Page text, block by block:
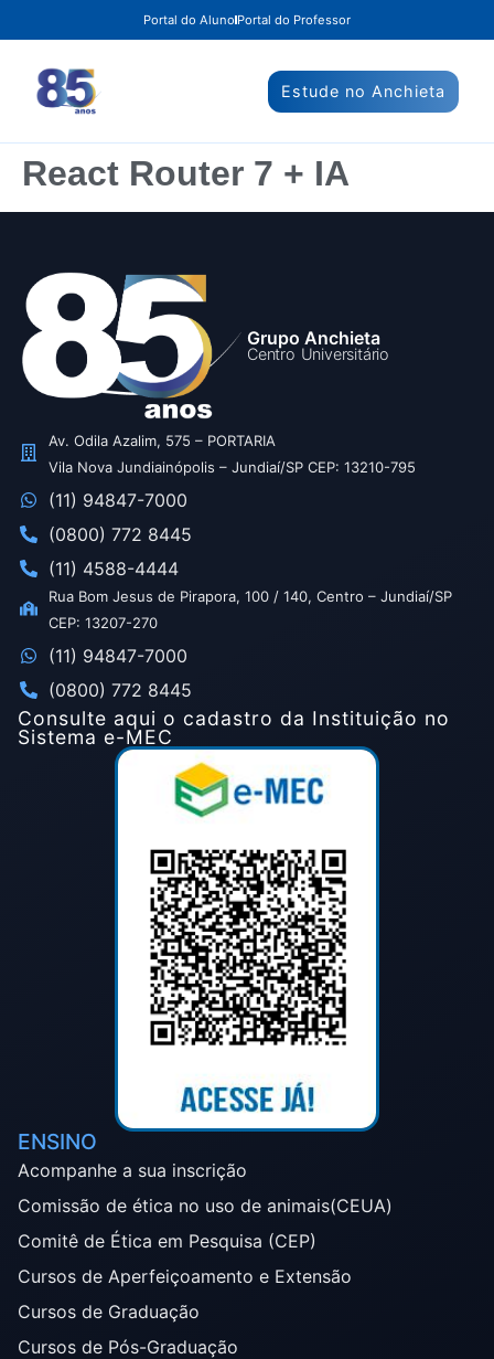
Portal do Aluno Portal do Professor
Estude no Anchieta
React Router 7 + IA
Grupo Anchieta
Centro Universitário
Av. Odila Azalim, 575 – PORTARIA
Vila Nova Jundiainópolis – Jundiaí/SP CEP: 13210-795
(11) 94847-7000
(0800) 772 8445
(11) 4588-4444
Rua Bom Jesus de Pirapora, 100 / 140, Centro – Jundiaí/SP
CEP: 13207-270
(11) 94847-7000
(0800) 772 8445
Consulte aqui o cadastro da Instituição no
Sistema e-MEC
ENSINO
Acompanhe a sua inscrição
Comissão de ética no uso de animais(CEUA)
Comitê de Ética em Pesquisa (CEP)
Cursos de Aperfeiçoamento e Extensão
Cursos de Graduação
Cursos de Pós-Graduação